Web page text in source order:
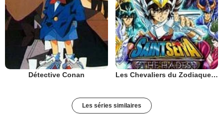
Détective Conan Les Chevaliers du Zodiaque : Chapitre Hadès - Le Sanctuaire
Les séries similaires